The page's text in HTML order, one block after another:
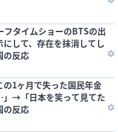
フタイムショーのBTSの出
して、存在を抹消してし
の反応
1ヶ月で失った国民年金
→「日本を笑って見てた
の反応